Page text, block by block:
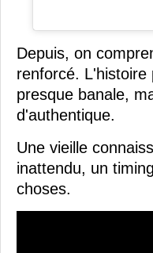
Depuis, on
renforcé. L'histoire
presque banale,
d'authentique.
Une vieille
inattendu, un
choses.